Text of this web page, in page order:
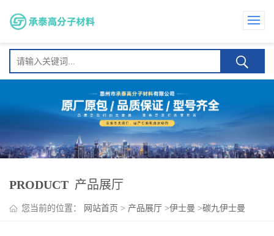
PRODUCT 产品展厅
您当前的位置： 网站首页 > 产品展厅 >伊士曼 >碳九伊士曼